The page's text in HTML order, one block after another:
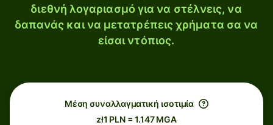
διεθνή λογαριασμό για να στέλνεις, να
δαπανάς και να μετατρέπεις χρήματα σα να
είσαι ντόπιος.
Μέση συναλλαγματική ισοτιμία
zł1 PLN = 1.147 MGA